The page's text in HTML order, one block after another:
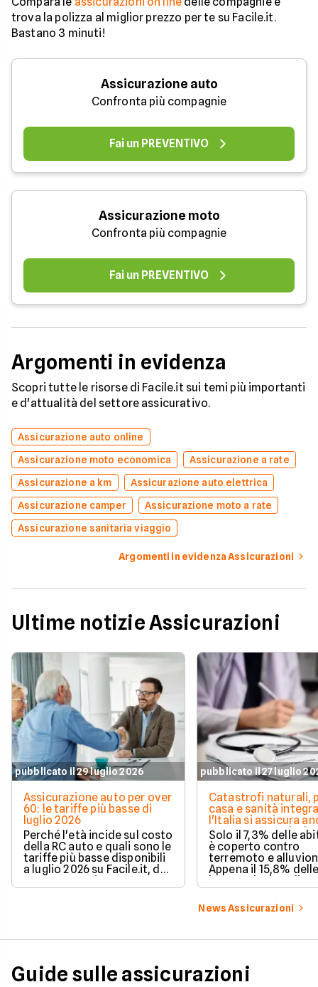
trova la polizza al miglior prezzo per te su Facile.it.
Bastano 3 minuti!
Assicurazione auto
Confronta più compagnie
Fai un PREVENTIVO
Assicurazione moto
Confronta più compagnie
Fai un PREVENTIVO
Argomenti in evidenza
Scopri tutte le risorse di Facile.it sui temi più importanti
e d'attualità del settore assicurativo.
Assicurazione auto online
Assicurazione moto economica
Assicurazione a rate
Assicurazione a km
Assicurazione auto elettrica
Assicurazione camper
Assicurazione moto a rate
Assicurazione sanitaria viaggio
Argomenti in evidenza Assicurazioni
Ultime notizie Assicurazioni
pubblicato il 29 luglio 2026
Assicurazione auto per over
60: le tariffe più basse di
luglio 2026
Perché l'età incide sul costo
della RC auto e quali sono le
tariffe più basse disponibili
a luglio 2026 su Facile.it, da
106,32€ annui.
pubblicato il 27 luglio
Catastrofi naturali,
casa e sanità
l'Italia si assicura
troppo poco. I dati
Solo il 7,3% delle
è coperto contro
terremoto e
Appena il 15,8%
imprese ha la polizza
catastrofale
dati ANIA 2025 sul
assicurativo
News Assicurazioni
Guide sulle assicurazioni